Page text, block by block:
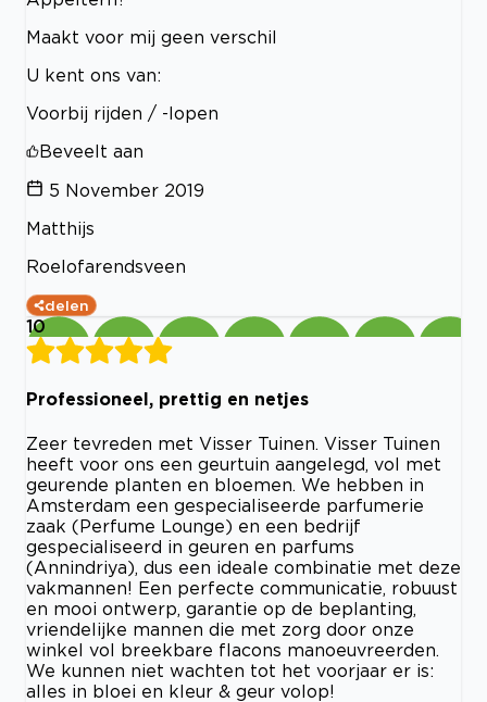
Maakt voor mij geen verschil
U kent ons van:
Voorbij rijden / -lopen
Beveelt aan
5 November 2019
Matthijs
Roelofarendsveen
delen
10
Professioneel, prettig en netjes
Zeer tevreden met Visser Tuinen. Visser Tuinen
heeft voor ons een geurtuin aangelegd, vol met
geurende planten en bloemen. We hebben in
Amsterdam een gespecialiseerde parfumerie
zaak (Perfume Lounge) en een bedrijf
gespecialiseerd in geuren en parfums
(Annindriya), dus een ideale combinatie met deze
vakmannen! Een perfecte communicatie, robuust
en mooi ontwerp, garantie op de beplanting,
vriendelijke mannen die met zorg door onze
winkel vol breekbare flacons manoeuvreerden.
We kunnen niet wachten tot het voorjaar er is:
alles in bloei en kleur & geur volop!